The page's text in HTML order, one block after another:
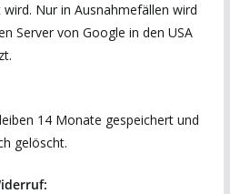
Nur in Ausnahmefällen wird
Server von Google in den USA
14 Monate gespeichert und
gelöscht.